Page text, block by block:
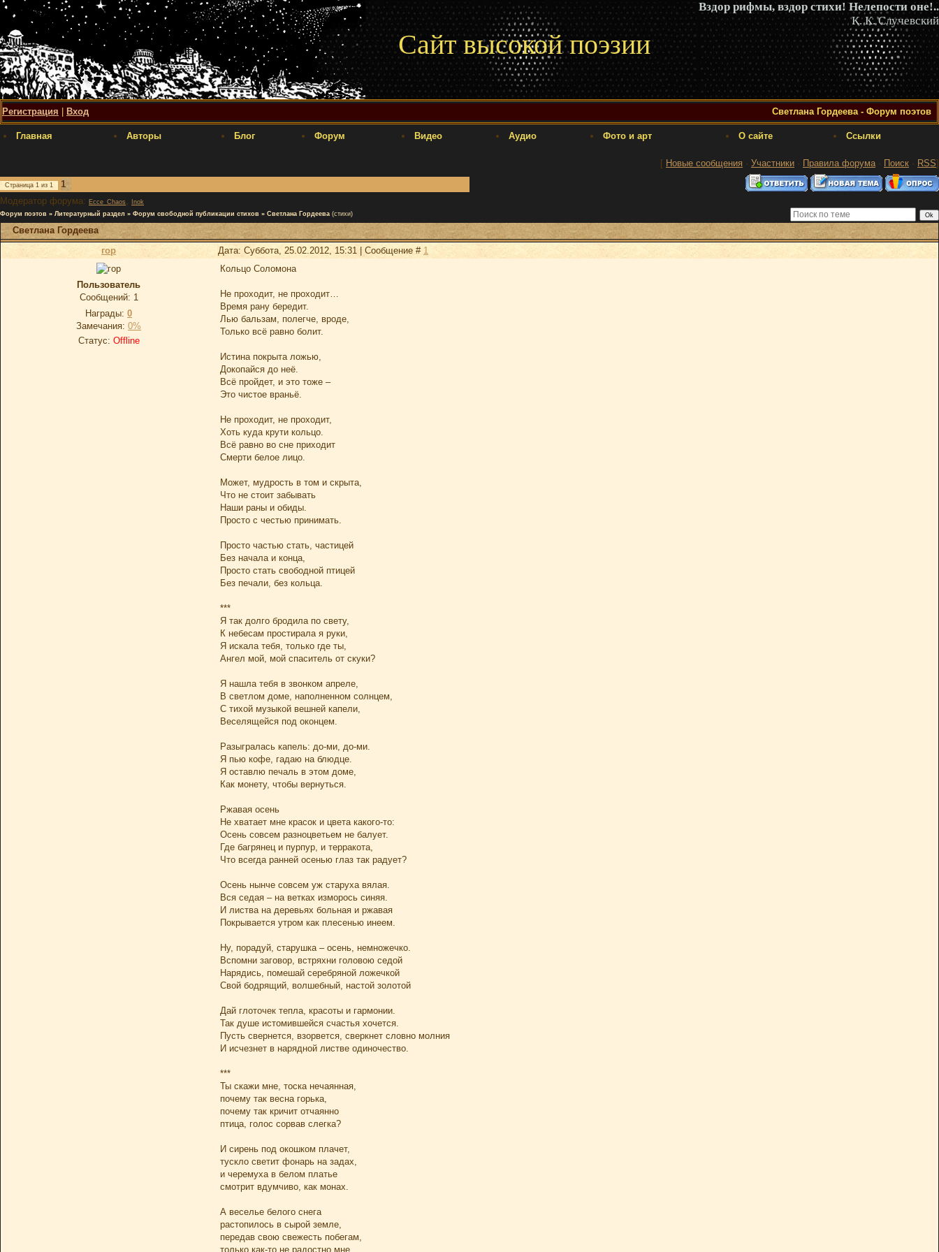
Вздор рифмы, вздор стихи! Нелепости оне!..
К. К. Случевский
Сайт высокой поэзии
Регистрация Вход Светлана Гордеева - Форум поэтов
Главная Авторы Блог Форум Видео Аудио Фото и арт О сайте Ссылки
[ Новые сообщения · Участники · Правила форума· Поиск · RSS]
Страница 1 из 1
1
Модератор форума: Ecce_Chaos ,
Inok
Форум поэтов » Литературный раздел » Форум свободной публикации стихов » Светлана Гордеева (стихи)
Светлана Гордеева
гор
Дата: Суббота, 25.02.2012, 15:31 | Сообщение # 1
Пользователь
Сообщений: 1
Награды: 0
Замечания: 0%
Статус: Offline
Кольцо Соломона
Не проходит, не проходит…
Время рану бередит.
Лью бальзам, полегче, вроде,
Только всё равно болит.
Истина покрыта ложью,
Докопайся до неё.
Всё пройдет, и это тоже –
Это чистое враньё.
Не проходит, не проходит,
Хоть куда крути кольцо.
Всё равно во сне приходит
Смерти белое лицо.
Может, мудрость в том и скрыта,
Что не стоит забывать
Наши раны и обиды.
Просто с честью принимать.
Просто частью стать, частицей
Без начала и конца,
Просто стать свободной птицей
Без печали, без кольца.
***
Я так долго бродила по свету,
К небесам простирала я руки,
Я искала тебя, только где ты,
Ангел мой, мой спаситель от скуки?
Я нашла тебя в звонком апреле,
В светлом доме, наполненном солнцем,
С тихой музыкой вешней капели,
Веселящейся под оконцем.
Разыгралась капель: до-ми, до-ми.
Я пью кофе, гадаю на блюдце.
Я оставлю печаль в этом доме,
Как монету, чтобы вернуться.
Ржавая осень
Не хватает мне красок и цвета какого-то:
Осень совсем разноцветьем не балует.
Где багрянец и пурпур, и терракота,
Что всегда ранней осенью глаз так радует?
Осень нынче совсем уж старуха вялая.
Вся седая – на ветках изморось синяя.
И листва на деревьях больная и ржавая
Покрывается утром как плесенью инеем.
Ну, порадуй, старушка – осень, немножечко.
Вспомни заговор, встряхни головою седой
Нарядись, помешай серебряной ложечкой
Свой бодрящий, волшебный, настой золотой
Дай глоточек тепла, красоты и гармонии.
Так душе истомившейся счастья хочется.
Пусть свернется, взорвется, сверкнет словно молния
И исчезнет в нарядной листве одиночество.
***
Ты скажи мне, тоска нечаянная,
почему так весна горька,
почему так кричит отчаянно
птица, голос сорвав слегка?
И сирень под окошком плачет,
тускло светит фонарь на задах,
и черемуха в белом платье
смотрит вдумчиво, как монах.
А веселье белого снега
растопилось в сырой земле,
передав свою свежесть побегам,
только как-то не радостно мне.